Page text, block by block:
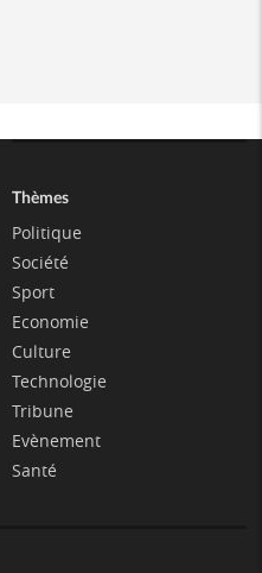
Thèmes
Politique
Société
Sport
Economie
Culture
Technologie
Tribune
Evènement
Santé